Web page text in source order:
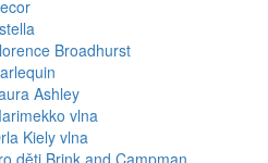
Broadhurst
Ashley
vlna
Kiely vlna